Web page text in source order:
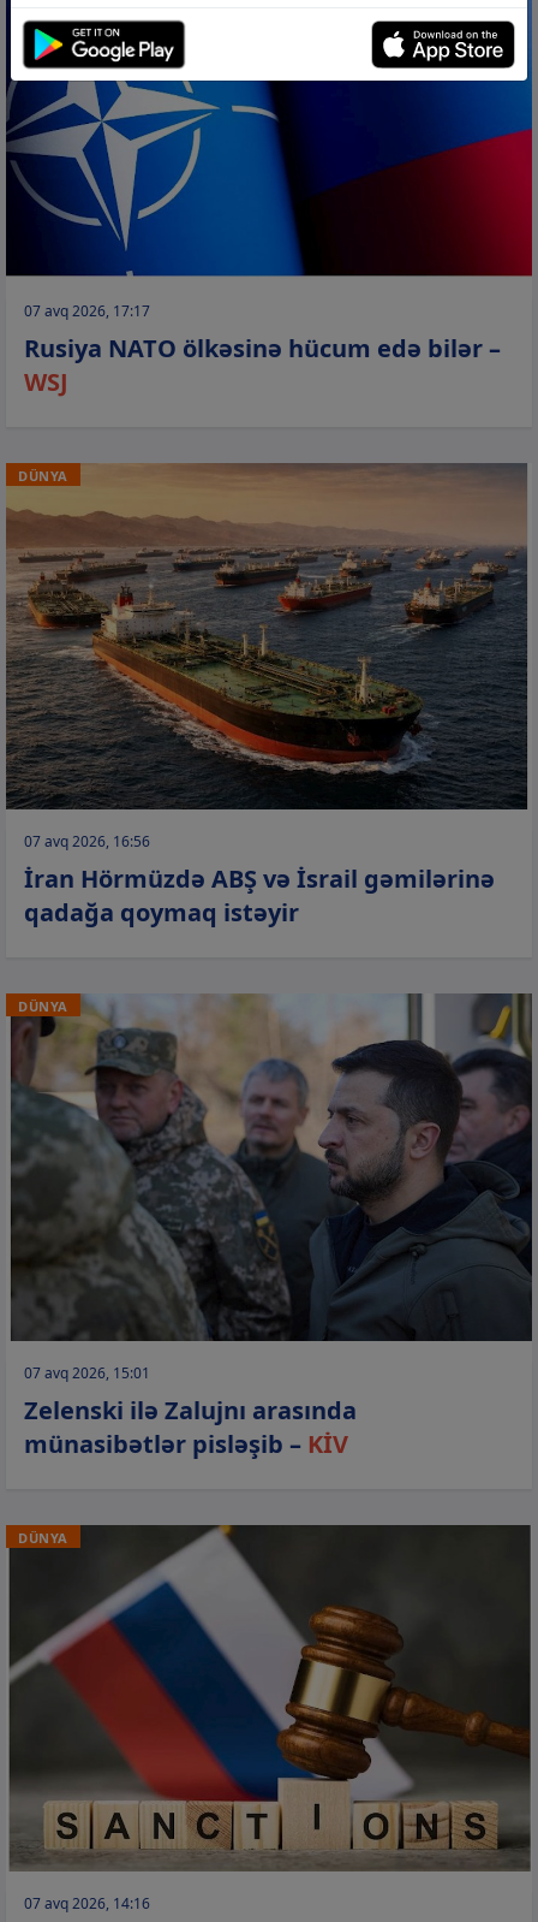
07 avq 2026, 17:17
Rusiya NATO ölkəsinə hücum edə bilər –
WSJ
DÜNYA
07 avq 2026, 16:56
İran Hörmüzdə ABŞ və İsrail gəmilərinə
qadağa qoymaq istəyir
DÜNYA
07 avq 2026, 15:01
Zelenski ilə Zalujnı arasında
münasibətlər pisləşib – KİV
DÜNYA
07 avq 2026, 14:16